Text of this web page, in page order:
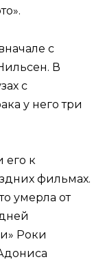
с
В
с
у него три
его к
фильмах.
умерла от
Роки